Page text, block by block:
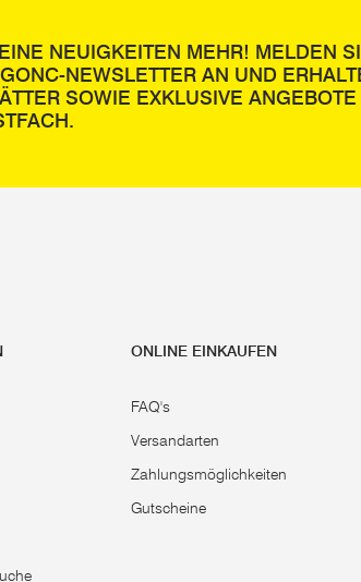
NEUIGKEITEN MEHR! MELDEN
NEWSLETTER AN UND
SOWIE EXKLUSIVE ANGEBOTE
ONLINE EINKAUFEN
FAQ's
Versandarten
Zahlungsmöglichkeiten
Gutscheine